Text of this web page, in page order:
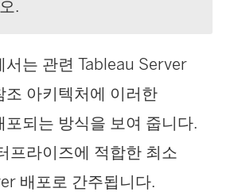
.
서는 관련 Tableau Server
조 아키텍처에 이러한
포되는 방식을 보여 줍니다.
프라이즈에 적합한 최소
배포로 간주됩니다.